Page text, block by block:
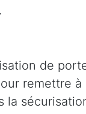
de
remettre à
la